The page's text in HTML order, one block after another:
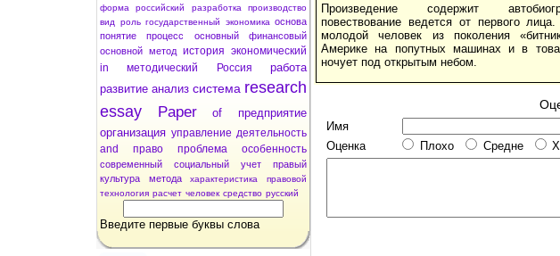
форма российский разработка
производство
вид
роль государственный экономика основа
понятие
процесс основный
финансовый
основной метод история экономический
in
методический Россия
работа
развитие анализ система research
essay
Paper of
предприятие
организация управление деятельность
and
право проблема особенность
современный социальный учет
правый
культура
метода характеристика
правовой
технология расчет человек средство русский
Введите первые буквы слова
Произведение содержит
повествование ведется от первого
молодой человек из поколения
Америке на попутных машинах и в
ночует под открытым небом.
Имя
Оценка
Плохо Средне